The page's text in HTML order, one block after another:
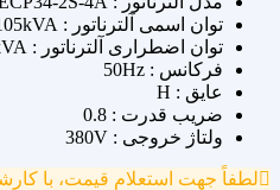
توان اسمی آلترناتور : 105kVA
توان اضطراری آلترناتور : 114kVA
فرکانس : 50Hz
عایق : H
ضریب قدرت : 0.8
ولتاژ خروجی : 380V
لطفاً جهت استعلام قیمت، با کارشناسان